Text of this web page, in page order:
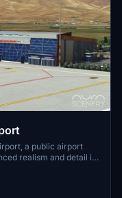
a public airport
realism and detail in
crafted add-on by
in the Community
safely and enjoy your